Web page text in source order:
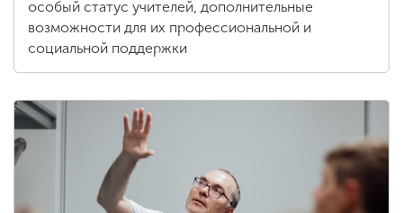
особый статус учителей, дополнительные
возможности для их профессиональной и
социальной поддержки